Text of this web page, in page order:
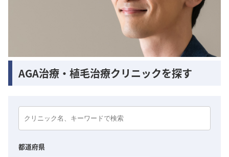
AGA治療・植毛治療クリニックを探す
都道府県